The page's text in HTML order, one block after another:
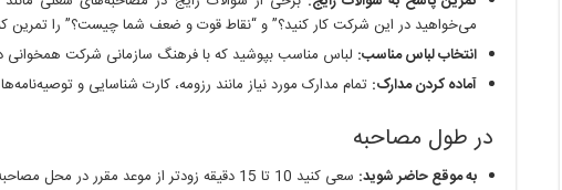
می‌خواهید در این شرکت کار کنید؟” و “نقاط قوت و ضعف شما چیست؟” را تمرین
انتخاب لباس مناسب: لباس مناسب بپوشید که با فرهنگ سازمانی شرکت همخوانی
آماده کردن مدارک: تمام مدارک مورد نیاز مانند رزومه، کارت شناسایی و توصیه‌نامه‌ها
در طول مصاحبه
به موقع حاضر شوید: سعی کنید 10 تا 15 دقیقه زودتر از موعد مقرر در محل مصاحبه حاضر شوید.